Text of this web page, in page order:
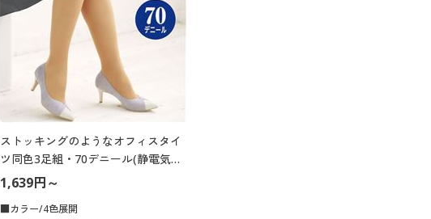
ストッキングのようなオフィスタイ
ツ同色3足組・70デニール(静電気防
止加工)
1,639円～
■カラー/4色展開